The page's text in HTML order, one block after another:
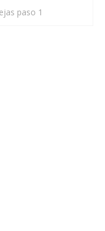
paso 1